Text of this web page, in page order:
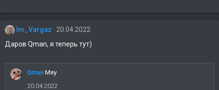
Im_Vargaz
20.04.2022
Даров Qman, я теперь тут)
Qman Мяу
20.04.2022